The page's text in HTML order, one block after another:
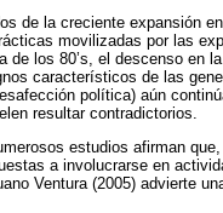
de la creciente expansión
movilizadas por las
los 80’s, el descenso en
característicos de las
política) aún
resultar contradictorios.
estudios afirman
a involucrarse en
Ventura (2005) advierte